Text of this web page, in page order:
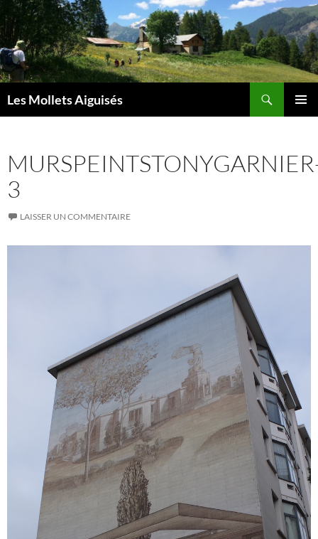
Aller
au
contenu
Les Mollets Aiguisés
3
LAISSER UN COMMENTAIRE